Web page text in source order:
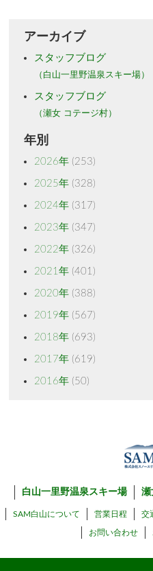
アーカイブ
スタッフブログ
（白山一里野温泉スキー場）
スタッフブログ
（瀬女 コテージ村）
年別
2026年(253)
2025年(328)
2024年(317)
2023年(347)
2022年(326)
2021年(401)
2020年(388)
2019年(567)
2018年(693)
2017年(619)
2016年(50)
白山一里野温泉スキー場 瀬
SAM白山について 営業日程 交
お問い合わせ